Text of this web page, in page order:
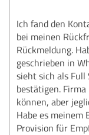
Ich fand den
bei meinen
Rückmeldung.
geschrieben in
sieht sich als Full
bestätigen.
können, aber
Habe es meinem
Provision für